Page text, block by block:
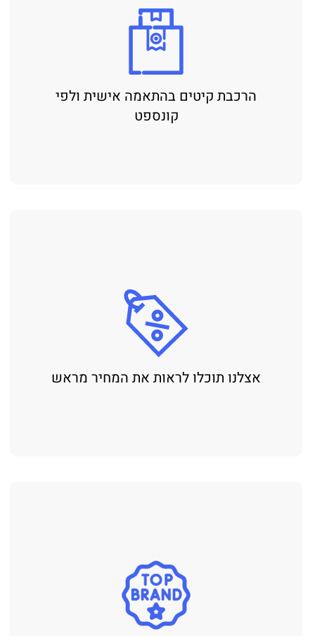
הרכבת קיטים בהתאמה אישית ולפי
קונספט
אצלנו תוכלו לראות את המחיר מראש